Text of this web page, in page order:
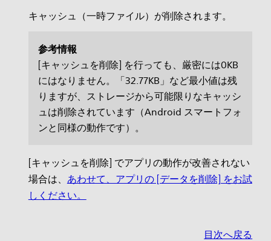
キャッシュ（一時ファイル）が削除されます。
参考情報
[キャッシュを削除] を行っても、厳密には0KB
にはなりません。「32.77KB」など最小値は残
りますが、ストレージから可能限りなキャッシ
ュは削除されています（Android スマートフォ
ンと同様の動作です）。
[キャッシュを削除] でアプリの動作が改善されない
場合は、 あわせて、アプリの [データを削除] をお試
しください。
目次へ戻る